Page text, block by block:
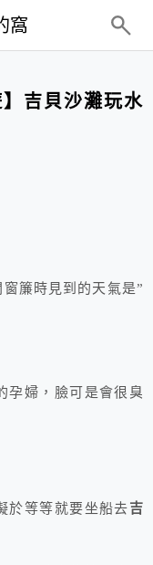
窩
吉貝沙灘玩水
簾時見到的天氣是”
孕婦，臉可是會很臭
於等等就要坐船去吉